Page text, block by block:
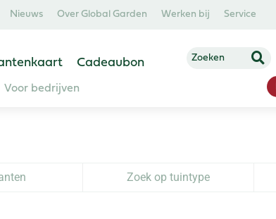
Nieuws Over Global Garden Werken bij Service
Cadeaubon
Voor bedrijven
Zoek op tuintype